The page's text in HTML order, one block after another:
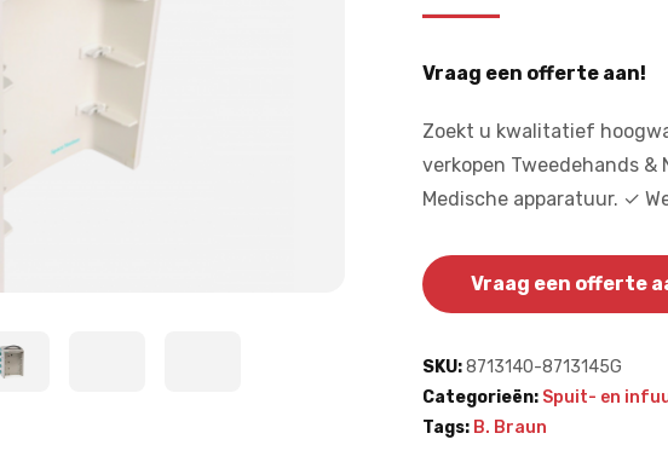
Vraag een offerte aan!
Zoekt u kwalitatief
verkopen Tweedehands &
Medische apparatuur. ✓
Vraag een offerte
SKU:8713140-8713145G
Categorieën: Spuit- en
Tags: B. Braun